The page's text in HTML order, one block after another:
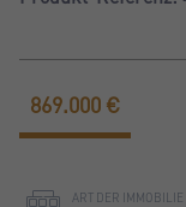
ART DER IMMOBILIE
869.000 €